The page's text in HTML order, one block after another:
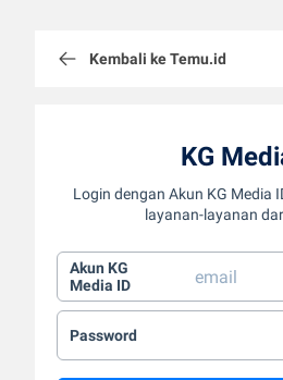
Kembali ke Temu.id
KG
Login dengan Akun KG Media
layanan-layanan
Akun KG
Media ID
Password